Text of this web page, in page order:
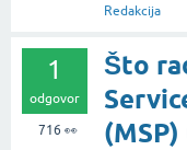
Redakcija
1
odgovor
716 👀
Što